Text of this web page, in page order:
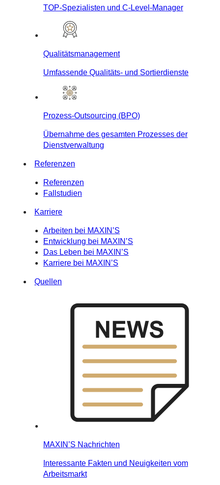
TOP-Spezialisten und C-Level-Manager
Qualitätsmanagement
Umfassende Qualitäts- und Sortierdienste
Prozess-Outsourcing (BPO)
Übernahme des gesamten Prozesses der
Dienstverwaltung
Referenzen
Referenzen
Fallstudien
Karriere
Arbeiten bei MAXIN’S
Entwicklung bei MAXIN’S
Das Leben bei MAXIN’S
Karriere bei MAXIN’S
Quellen
MAXIN’S Nachrichten
Interessante Fakten und Neuigkeiten vom
Arbeitsmarkt